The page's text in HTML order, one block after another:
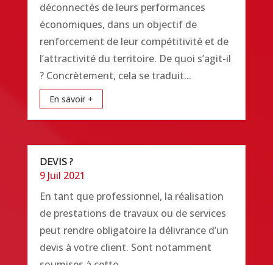
déconnectés de leurs performances
économiques, dans un objectif de
renforcement de leur compétitivité et de
l’attractivité du territoire. De quoi s’agit-il
? Concrètement, cela se traduit...
En savoir +
DEVIS ?
9 Juil 2021
En tant que professionnel, la réalisation
de prestations de travaux ou de services
peut rendre obligatoire la délivrance d’un
devis à votre client. Sont notamment